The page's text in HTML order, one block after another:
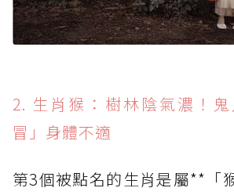
2. 生肖猴：樹林陰氣濃！
冒」身體不適
第3個被點名的生肖是屬**「